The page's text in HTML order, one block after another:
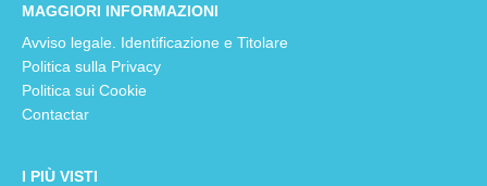
MAGGIORI INFORMAZIONI
Avviso legale. Identificazione e Titolare
Politica sulla Privacy
Politica sui Cookie
Contactar
I PIÙ VISTI